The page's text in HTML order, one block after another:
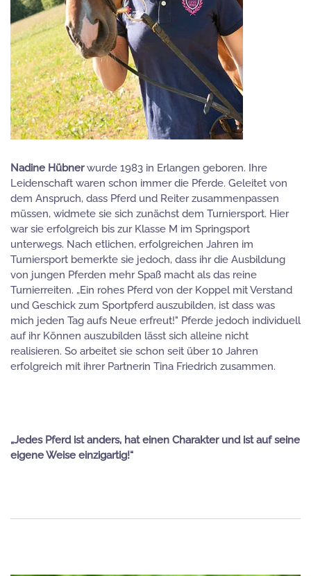
Nadine Hübnerwurde 1983 in Erlangen geboren. Ihre
Leidenschaft waren schon immer die Pferde. Geleitet von
dem Anspruch, dass Pferd und Reiter zusammenpassen
müssen, widmete sie sich zunächst dem Turniersport. Hier
war sie erfolgreich bis zur Klasse M im Springsport
unterwegs. Nach etlichen, erfolgreichen Jahren im
Turniersport bemerkte sie jedoch, dass ihr die Ausbildung
von jungen Pferden mehr Spaß macht als das reine
Turnierreiten. „Ein rohes Pferd von der Koppel mit Verstand
und Geschick zum Sportpferd auszubilden, ist dass was
mich jeden Tag aufs Neue erfreut!" Pferde jedoch individuell
auf ihr Können auszubilden lässt sich alleine nicht
realisieren. So arbeitet sie schon seit über 10 Jahren
erfolgreich mit ihrer Partnerin Tina Friedrich zusammen.
„Jedes Pferd ist anders, hat einen Charakter und ist auf seine
eigene Weise einzigartig!“